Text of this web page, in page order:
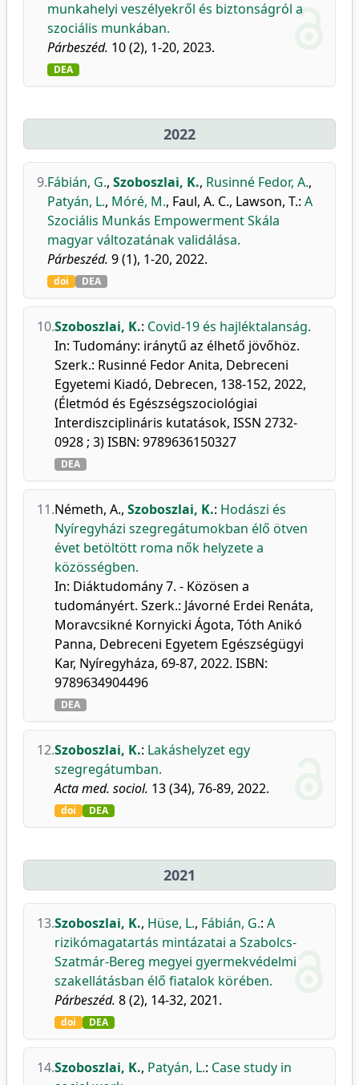
munkahelyi veszélyekről és biztonságról a
szociális munkában.
Párbeszéd. 10 (2), 1-20, 2023.
DEA
2022
9.Fábián, G., Szoboszlai, K., Rusinné Fedor, A.,
Patyán, L., Móré, M., Faul, A. C., Lawson, T.: A
Szociális Munkás Empowerment Skála
magyar változatának validálása.
Párbeszéd. 9 (1), 1-20, 2022.
doi DEA
10.Szoboszlai, K.: Covid-19 és hajléktalanság.
In: Tudomány: iránytű az élhető jövőhöz.
Szerk.: Rusinné Fedor Anita, Debreceni
Egyetemi Kiadó, Debrecen, 138-152, 2022,
(Életmód és Egészségszociológiai
Interdiszciplináris kutatások, ISSN 2732-
0928 ; 3) ISBN: 9789636150327
DEA
11.Németh, A., Szoboszlai, K.: Hodászi és
Nyíregyházi szegregátumokban élő ötven
évet betöltött roma nők helyzete a
közösségben.
In: Diáktudomány 7. - Közösen a
tudományért. Szerk.: Jávorné Erdei Renáta,
Moravcsikné Kornyicki Ágota, Tóth Anikó
Panna, Debreceni Egyetem Egészségügyi
Kar, Nyíregyháza, 69-87, 2022. ISBN:
9789634904496
DEA
12.Szoboszlai, K.: Lakáshelyzet egy
szegregátumban.
Acta med. sociol. 13 (34), 76-89, 2022.
doi DEA
2021
13.Szoboszlai, K., Hüse, L., Fábián, G.: A
rizikómagatartás mintázatai a Szabolcs-
Szatmár-Bereg megyei gyermekvédelmi
szakellátásban élő fiatalok körében.
Párbeszéd. 8 (2), 14-32, 2021.
doi DEA
14.Szoboszlai, K., Patyán, L.: Case study in